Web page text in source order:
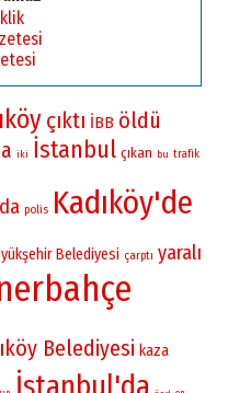
çıktı İBB öldü
iki İstanbul çıkan bu trafik
polis Kadıköy'de
Belediyesi çarptı yaralı
Belediyesi kaza
İstanbul'da